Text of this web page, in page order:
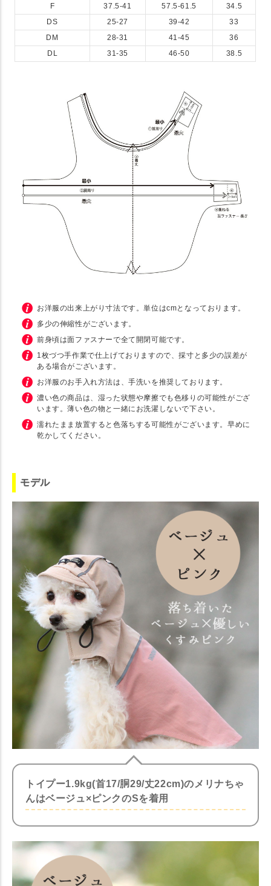
F 37.5-41 57.5-61.5
34.5
DS
25-27 39-42
33
DM
28-31 41-45
36
DL
31-35 46-50 38.5
お洋服の出来上がり寸法です。単位はcmとなっております。
多少の伸縮性がございます。
前身頃は面ファスナーで全て開閉可能です。
1枚づつ手作業で仕上げておりますので、採寸と多少の誤差が
ある場合がございます。
お洋服のお手入れ方法は、手洗いを推奨しております。
濃い色の商品は、湿った状態や摩擦でも色移りの可能性がござ
います。薄い色の物と一緒にお洗濯しないで下さい。
濡れたまま放置すると色落ちする可能性がございます。早めに
乾かしてください。
モデル
トイプー1.9kg(首17/胴29/丈22cm)のメリナちゃ
んはベージュ×ピンクのSを着用